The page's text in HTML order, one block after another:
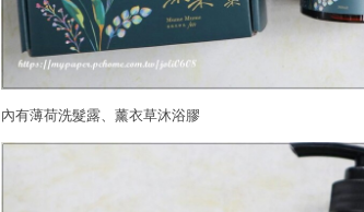
內有薄荷洗髮露、薰衣草沐浴膠